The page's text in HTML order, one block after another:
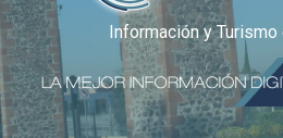
Información y Turismo